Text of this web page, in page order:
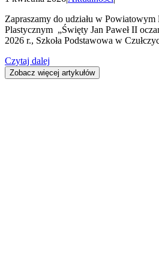
Zapraszamy do udziału w
Plastycznym „Święty Jan Paweł II
2026 r., Szkoła Podstawowa w
Czytaj dalej
Zobacz więcej artykułów